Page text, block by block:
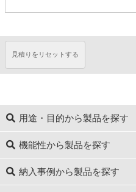
見積りをリセットする
用途・目的から製品を探す
機能性から製品を探す
納入事例から製品を探す